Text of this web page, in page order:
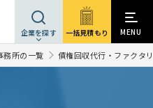
企業を探す 一括見積もり MENU
務所の一覧 債権回収代行・ファクタ